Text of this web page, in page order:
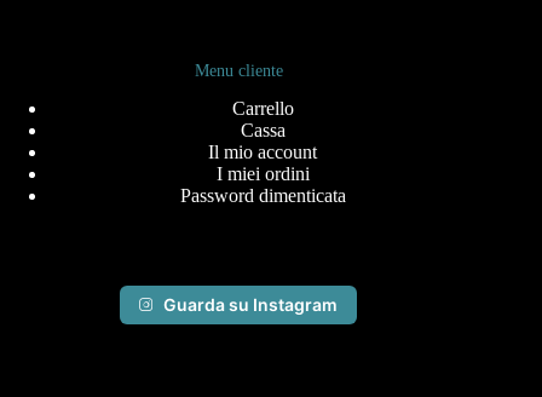
Menu cliente
Carrello
Cassa
Il mio account
I miei ordini
Password dimenticata
Guarda su Instagram